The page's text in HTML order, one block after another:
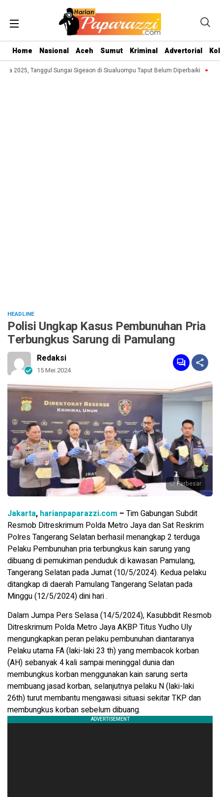
Home Nasional Aceh Sumut Kriminal Advertorial
2025, Tanggul Sungai Sigeaon di Siualuompu Taput Belum Diperbaiki Jufri
HEADLINE
Polisi Ungkap Kasus Pembunuhan Pria
Terbungkus Sarung di Pamulang
Redaksi
15 Mei 2024
Perbesar
Jakarta, harianpaparazzi.com – Tim Gabungan Subdit
Resmob Ditreskrimum Polda Metro Jaya dan Sat Reskrim
Polres Tangerang Selatan berhasil menangkap 2 terduga
Pelaku Pembunuhan pria terbungkus kain sarung yang
dibuang di pemukiman penduduk di kawasan Pamulang,
Tangerang Selatan pada Jumat (10/5/2024). Kedua pelaku
ditangkap di daerah Pamulang Tangerang Selatan pada
Minggu (12/5/2024) dini hari .
Dalam Jumpa Pers Selasa (14/5/2024), Kasubbdit Resmob
Ditreskrimum Polda Metro Jaya AKBP Titus Yudho Uly
mengungkapkan peran pelaku pembunuhan diantaranya
Pelaku utama FA (laki-laki 23 th) yang membacok korban
(AH) sebanyak 4 kali sampai meninggal dunia dan
membungkus korban menggunakan kain sarung serta
membuang jasad korban, selanjutnya pelaku N (laki-laki
26th) turut membantu mengawasi situasi sekitar TKP dan
membungkus korban sebelum dibuang.